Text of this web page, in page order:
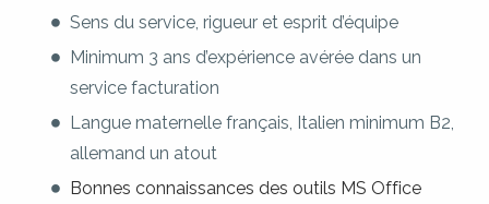
Sens du service, rigueur et esprit d’équipe
Minimum 3 ans d’expérience avérée dans un
service facturation
Langue maternelle français, Italien minimum B2,
allemand un atout
Bonnes connaissances des outils MS Office